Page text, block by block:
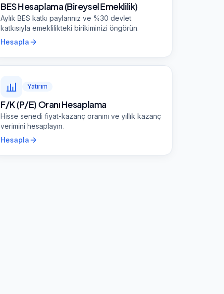
BES Hesaplama (Bireysel Emeklilik)
Aylık BES katkı paylarınız ve %30 devlet
katkısıyla emeklilikteki birikiminizi öngörün.
Hesapla
Yatırım
F/K (P/E) Oranı Hesaplama
Hisse senedi fiyat-kazanç oranını ve yıllık kazanç
verimini hesaplayın.
Hesapla